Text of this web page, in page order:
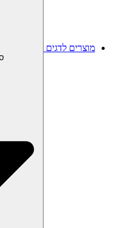
מוצרים לדגים